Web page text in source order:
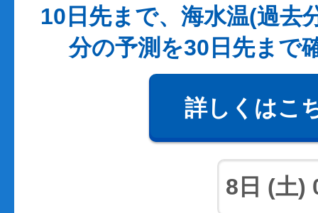
10日先まで、海水温(過去
分の予測を30日先まで
詳しくはこ